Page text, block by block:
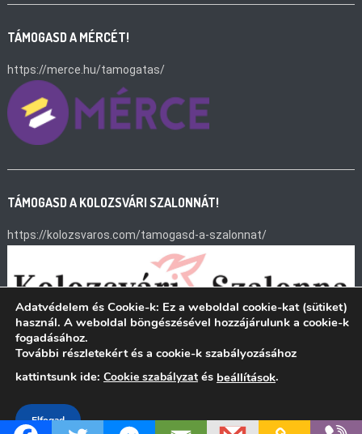
TÁMOGASD A MÉRCÉT!
https://merce.hu/tamogatas/
TÁMOGASD A KOLOZSVÁRI SZALONNÁT!
https://kolozsvaros.com/tamogasd-a-szalonnat/
Quaestor Károsultak Közösségek
Adatvédelem és Cookie-k: Ez a weboldal cookie-kat (sütiket)
használ. A weboldal böngészésével hozzájárulunk a cookie-k
fogadásához.
További részletekért és a cookie-k szabályozásához
kattintsunk ide: Cookie szabályzat és beállítások.
Elfogad